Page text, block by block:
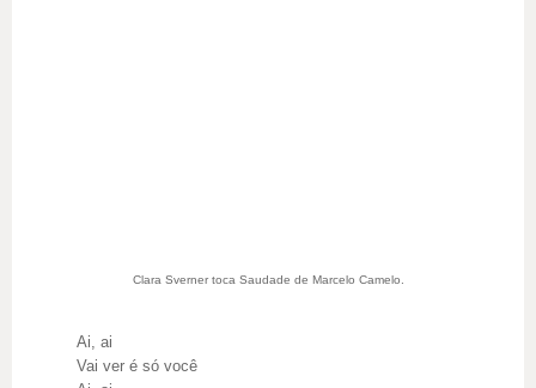
Clara Sverner toca Saudade de Marcelo Camelo.
Ai, ai
Vai ver é só você